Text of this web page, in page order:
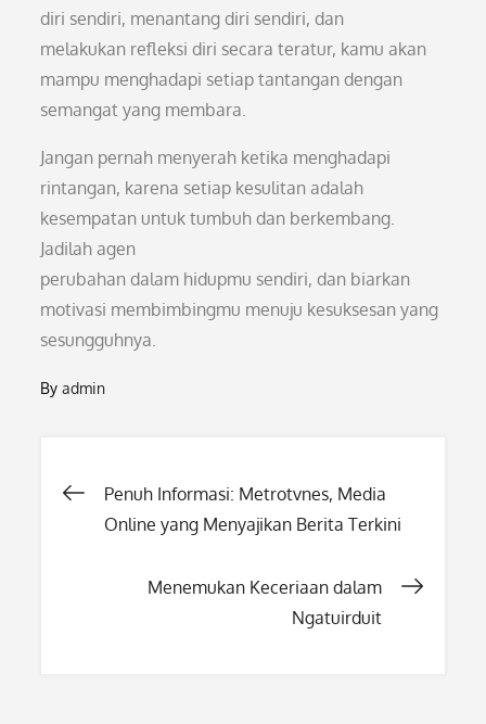
diri sendiri, menantang diri sendiri, dan
melakukan refleksi diri secara teratur, kamu akan
mampu menghadapi setiap tantangan dengan
semangat yang membara.
Jangan pernah menyerah ketika menghadapi
rintangan, karena setiap kesulitan adalah
kesempatan untuk tumbuh dan berkembang.
Jadilah agen
perubahan dalam hidupmu sendiri, dan biarkan
motivasi membimbingmu menuju kesuksesan yang
sesungguhnya.
Byadmin
Post
Penuh Informasi: Metrotvnes, Media
Online yang Menyajikan Berita Terkini
Menemukan Keceriaan dalam
Ngatuirduit